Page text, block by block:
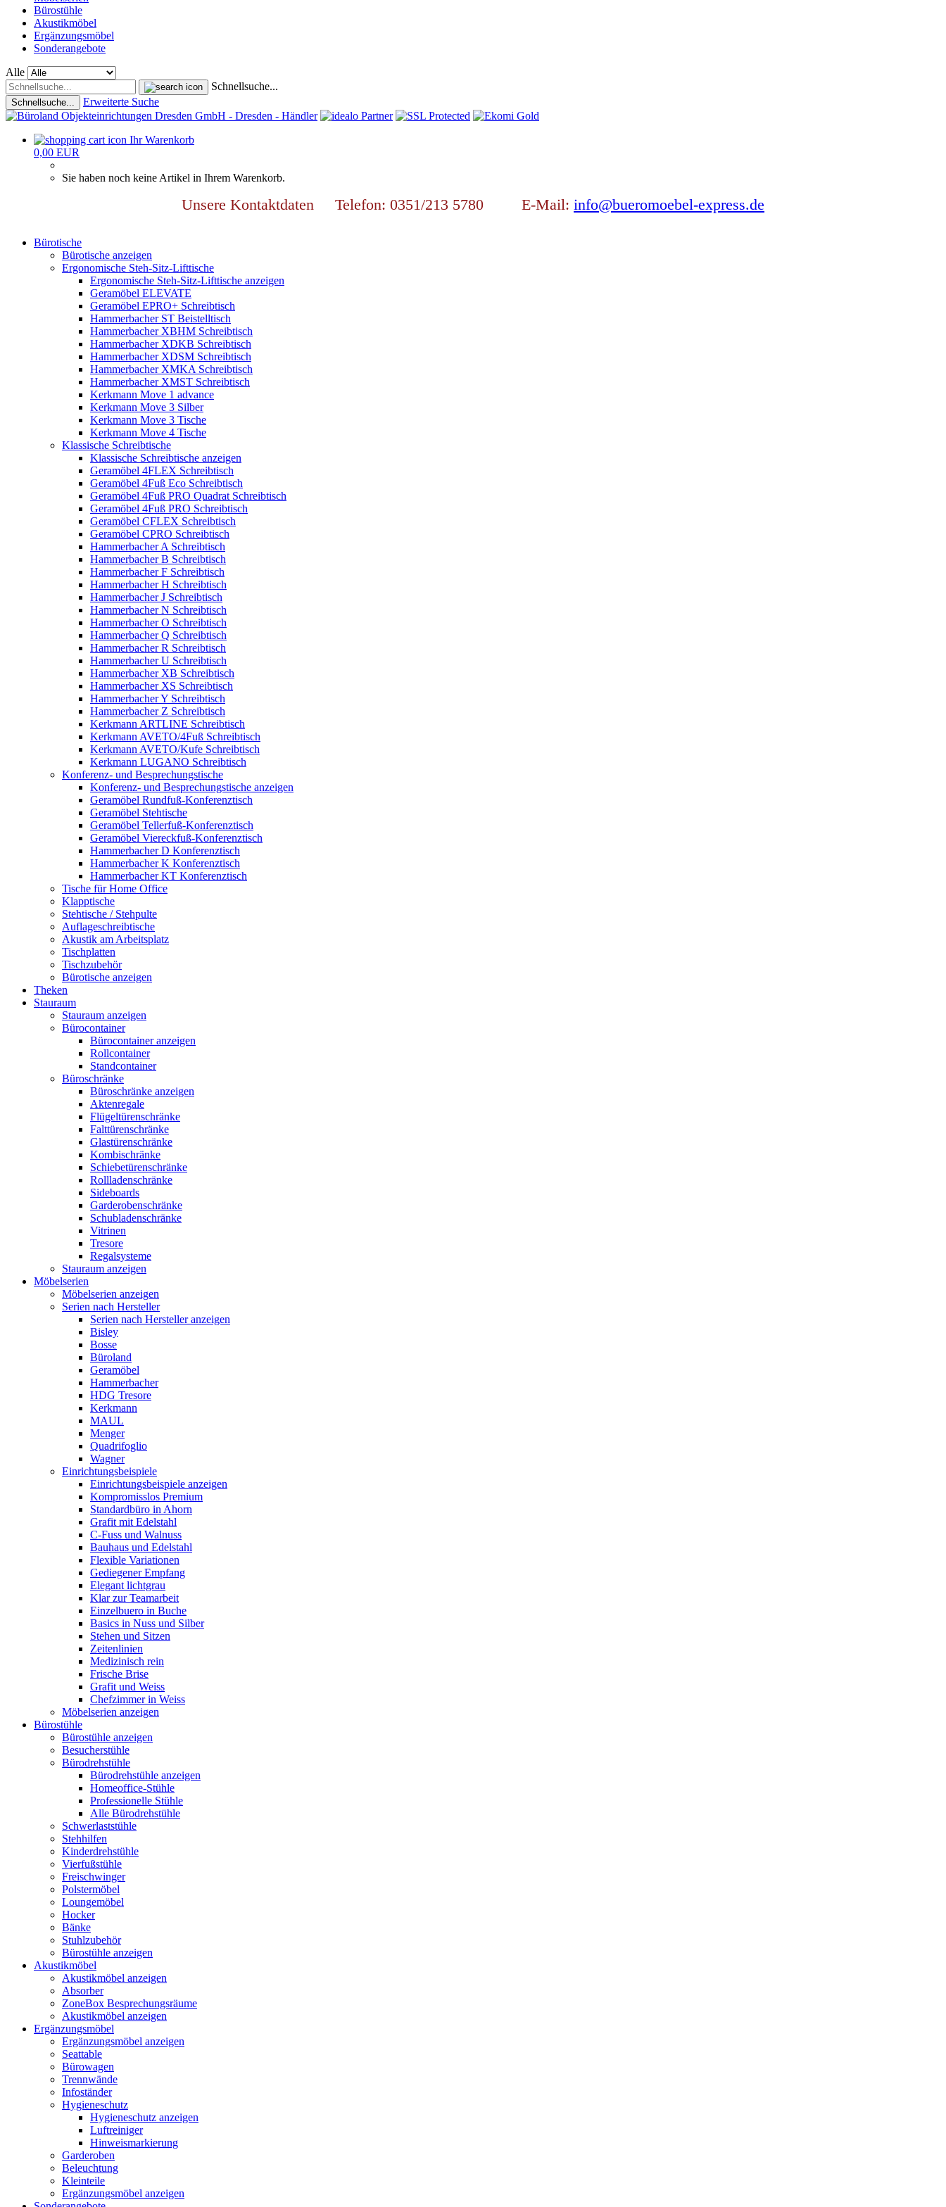
Bürostühle
Akustikmöbel
Ergänzungsmöbel
Sonderangebote
Alle
Schnellsuche...
Schnellsuche... Erweiterte Suche
Ihr Warenkorb
0,00 EUR
Sie haben noch keine Artikel in Ihrem Warenkorb.
Unsere Kontaktdaten Telefon: 0351/213 5780 E-Mail: info@bueromoebel-express.de
Bürotische
Bürotische anzeigen
Ergonomische Steh-Sitz-Lifttische
Ergonomische Steh-Sitz-Lifttische anzeigen
Geramöbel ELEVATE
Geramöbel EPRO+ Schreibtisch
Hammerbacher ST Beistelltisch
Hammerbacher XBHM Schreibtisch
Hammerbacher XDKB Schreibtisch
Hammerbacher XDSM Schreibtisch
Hammerbacher XMKA Schreibtisch
Hammerbacher XMST Schreibtisch
Kerkmann Move 1 advance
Kerkmann Move 3 Silber
Kerkmann Move 3 Tische
Kerkmann Move 4 Tische
Klassische Schreibtische
Klassische Schreibtische anzeigen
Geramöbel 4FLEX Schreibtisch
Geramöbel 4Fuß Eco Schreibtisch
Geramöbel 4Fuß PRO Quadrat Schreibtisch
Geramöbel 4Fuß PRO Schreibtisch
Geramöbel CFLEX Schreibtisch
Geramöbel CPRO Schreibtisch
Hammerbacher A Schreibtisch
Hammerbacher B Schreibtisch
Hammerbacher F Schreibtisch
Hammerbacher H Schreibtisch
Hammerbacher J Schreibtisch
Hammerbacher N Schreibtisch
Hammerbacher O Schreibtisch
Hammerbacher Q Schreibtisch
Hammerbacher R Schreibtisch
Hammerbacher U Schreibtisch
Hammerbacher XB Schreibtisch
Hammerbacher XS Schreibtisch
Hammerbacher Y Schreibtisch
Hammerbacher Z Schreibtisch
Kerkmann ARTLINE Schreibtisch
Kerkmann AVETO/4Fuß Schreibtisch
Kerkmann AVETO/Kufe Schreibtisch
Kerkmann LUGANO Schreibtisch
Konferenz- und Besprechungstische
Konferenz- und Besprechungstische anzeigen
Geramöbel Rundfuß-Konferenztisch
Geramöbel Stehtische
Geramöbel Tellerfuß-Konferenztisch
Geramöbel Viereckfuß-Konferenztisch
Hammerbacher D Konferenztisch
Hammerbacher K Konferenztisch
Hammerbacher KT Konferenztisch
Tische für Home Office
Klapptische
Stehtische / Stehpulte
Auflageschreibtische
Akustik am Arbeitsplatz
Tischplatten
Tischzubehör
Bürotische anzeigen
Theken
Stauraum
Stauraum anzeigen
Bürocontainer
Bürocontainer anzeigen
Rollcontainer
Standcontainer
Büroschränke
Büroschränke anzeigen
Aktenregale
Flügeltürenschränke
Falttürenschränke
Glastürenschränke
Kombischränke
Schiebetürenschränke
Rollladenschränke
Sideboards
Garderobenschränke
Schubladenschränke
Vitrinen
Tresore
Regalsysteme
Stauraum anzeigen
Möbelserien
Möbelserien anzeigen
Serien nach Hersteller
Serien nach Hersteller anzeigen
Bisley
Bosse
Büroland
Geramöbel
Hammerbacher
HDG Tresore
Kerkmann
MAUL
Menger
Quadrifoglio
Wagner
Einrichtungsbeispiele
Einrichtungsbeispiele anzeigen
Kompromisslos Premium
Standardbüro in Ahorn
Grafit mit Edelstahl
C-Fuss und Walnuss
Bauhaus und Edelstahl
Flexible Variationen
Gediegener Empfang
Elegant lichtgrau
Klar zur Teamarbeit
Einzelbuero in Buche
Basics in Nuss und Silber
Stehen und Sitzen
Zeitenlinien
Medizinisch rein
Frische Brise
Grafit und Weiss
Chefzimmer in Weiss
Möbelserien anzeigen
Bürostühle
Bürostühle anzeigen
Besucherstühle
Bürodrehstühle
Bürodrehstühle anzeigen
Homeoffice-Stühle
Professionelle Stühle
Alle Bürodrehstühle
Schwerlaststühle
Stehhilfen
Kinderdrehstühle
Vierfußstühle
Freischwinger
Polstermöbel
Loungemöbel
Hocker
Bänke
Stuhlzubehör
Bürostühle anzeigen
Akustikmöbel
Akustikmöbel anzeigen
Absorber
ZoneBox Besprechungsräume
Akustikmöbel anzeigen
Ergänzungsmöbel
Ergänzungsmöbel anzeigen
Seattable
Bürowagen
Trennwände
Infoständer
Hygieneschutz
Hygieneschutz anzeigen
Luftreiniger
Hinweismarkierung
Garderoben
Beleuchtung
Kleinteile
Ergänzungsmöbel anzeigen